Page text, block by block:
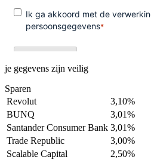
je gegevens zijn veilig
Sparen
Revolut
3,10%
BUNQ
3,01%
Santander Consumer Bank 3,01%
Trade Republic
3,00%
Scalable Capital
2,50%